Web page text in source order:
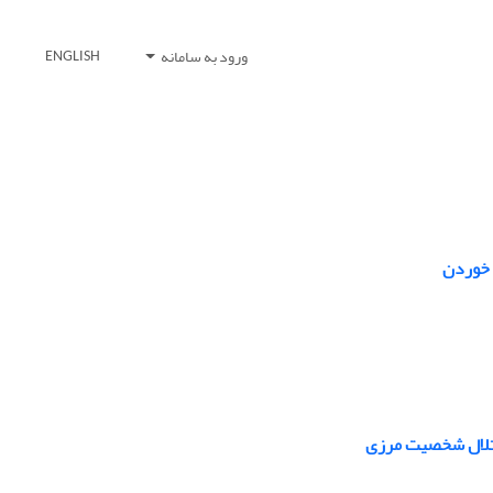
ورود به سامانه ENGLISH
خوردن
شخصیت مرزی